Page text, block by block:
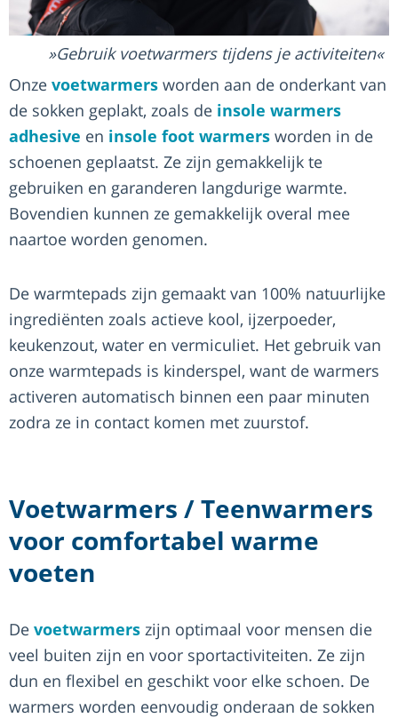
Gebruik voetwarmers tijdens je activiteiten
Onze voetwarmers worden aan de onderkant van
de sokken geplakt, zoals de insole warmers
adhesive en insole foot warmers worden in de
schoenen geplaatst. Ze zijn gemakkelijk te
gebruiken en garanderen langdurige warmte.
Bovendien kunnen ze gemakkelijk overal mee
naartoe worden genomen.
De warmtepads zijn gemaakt van 100% natuurlijke
ingrediënten zoals actieve kool, ijzerpoeder,
keukenzout, water en vermiculiet. Het gebruik van
onze warmtepads is kinderspel, want de warmers
activeren automatisch binnen een paar minuten
zodra ze in contact komen met zuurstof.
Voetwarmers / Teenwarmers
voor comfortabel warme
voeten
De voetwarmers zijn optimaal voor mensen die
veel buiten zijn en voor sportactiviteiten. Ze zijn
dun en flexibel en geschikt voor elke schoen. De
warmers worden eenvoudig onderaan de sokken